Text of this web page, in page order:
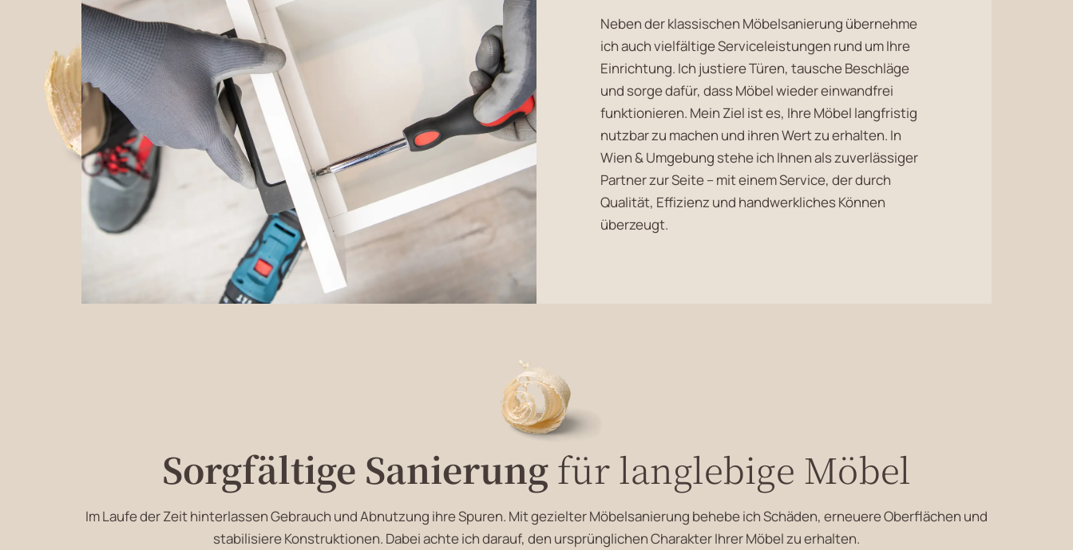
Neben der klassischen Möbelsanierung übernehme
ich auch vielfältige Serviceleistungen rund um Ihre
Einrichtung. Ich justiere Türen, tausche Beschläge
und sorge dafür, dass Möbel wieder einwandfrei
funktionieren. Mein Ziel ist es, Ihre Möbel langfristig
nutzbar zu machen und ihren Wert zu erhalten. In
Wien & Umgebung stehe ich Ihnen als zuverlässiger
Partner zur Seite – mit einem Service, der durch
Qualität, Effizienz und handwerkliches Können
überzeugt.
Sorgfältige Sanierungfür langlebige Möbel
Im Laufe der Zeit hinterlassen Gebrauch und Abnutzung ihre Spuren. Mit gezielter Möbelsanierung behebe ich Schäden, erneuere Oberflächen und
stabilisiere Konstruktionen. Dabei achte ich darauf, den ursprünglichen Charakter Ihrer Möbel zu erhalten.